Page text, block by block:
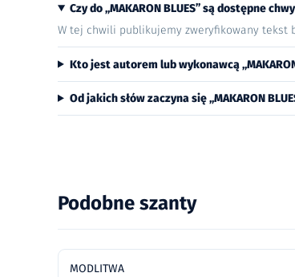
Czy do „MAKARON BLUES” są dostępne
W tej chwili publikujemy zweryfikowany tekst
Kto jest autorem lub wykonawcą „MAKARON
Od jakich słów zaczyna się „MAKARON
Podobne szanty
MODLITWA